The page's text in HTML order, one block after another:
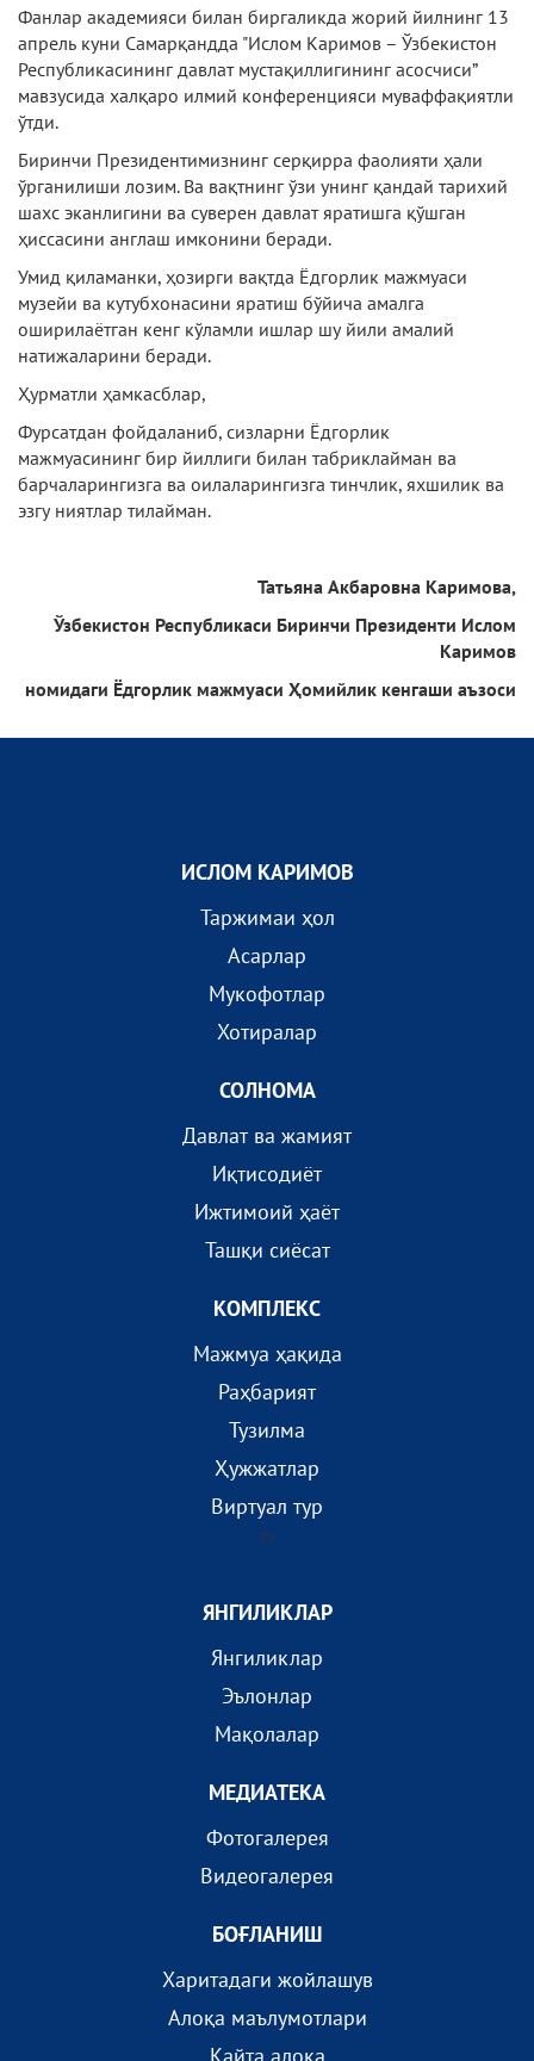
Фанлар академияси билан биргаликда жорий йилнинг 13
апрель куни Самарқандда "Ислом Каримов – Ўзбекистон
Республикасининг давлат мустақиллигининг асосчиси”
мавзусида халқаро илмий конференцияси муваффақиятли
ўтди.
Биринчи Президентимизнинг серқирра фаолияти ҳали
ўрганилиши лозим. Ва вақтнинг ўзи унинг қандай тарихий
шахс эканлигини ва суверен давлат яратишга қўшган
ҳиссасини англаш имконини беради.
Умид қиламанки, ҳозирги вақтда Ёдгорлик мажмуаси
музейи ва кутубхонасини яратиш бўйича амалга
оширилаётган кенг кўламли ишлар шу йили амалий
натижаларини беради.
Ҳурматли ҳамкасблар,
Фурсатдан фойдаланиб, сизларни Ёдгорлик
мажмуасининг бир йиллиги билан табриклайман ва
барчаларингизга ва оилаларингизга тинчлик, яхшилик ва
эзгу ниятлар тилайман.
Татьяна Акбаровна Каримова,
Ўзбекистон Республикаси Биринчи Президенти Ислом
Каримов
номидаги Ёдгорлик мажмуаси Ҳомийлик кенгаши аъзоси
ИСЛОМ КАРИМОВ
Таржимаи ҳол
Асарлар
Мукофотлар
Хотиралар
СОЛНОМА
Давлат ва жамият
Иқтисодиёт
Ижтимоий ҳаёт
Ташқи сиёсат
КОМПЛEКС
Мажмуа ҳақида
Раҳбарият
Тузилма
Ҳужжатлар
Виртуал тур
?>
ЯНГИЛИКЛАР
Янгиликлар
Эълонлар
Мақолалар
МEДИАТEКА
Фотогалерея
Видеогалерея
БОҒЛАНИШ
Харитадаги жойлашув
Алоқа маълумотлари